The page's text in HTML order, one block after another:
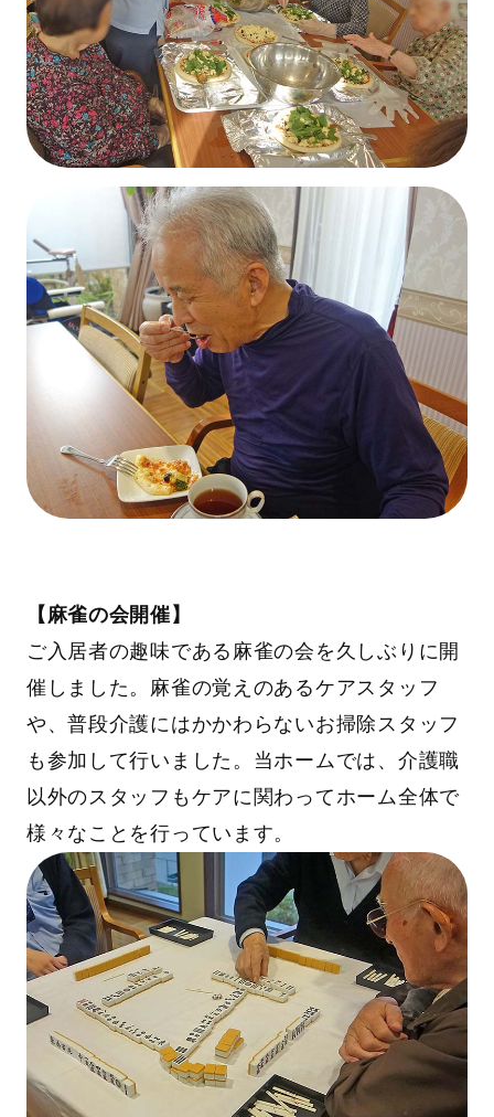
【麻雀の会開催】
ご入居者の趣味である麻雀の会を久しぶりに開
催しました。麻雀の覚えのあるケアスタッフ
や、普段介護にはかかわらないお掃除スタッフ
も参加して行いました。当ホームでは、介護職
以外のスタッフもケアに関わってホーム全体で
様々なことを行っています。